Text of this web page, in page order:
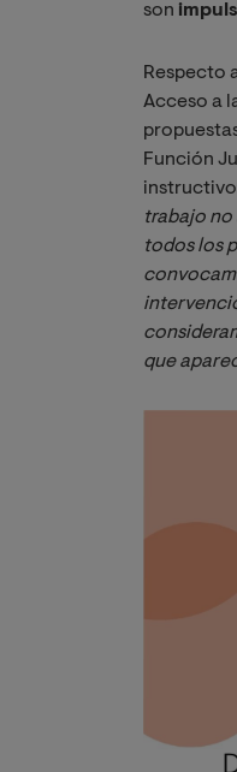
son
Respecto
Acceso a
Función
trabajo no
todos los
que